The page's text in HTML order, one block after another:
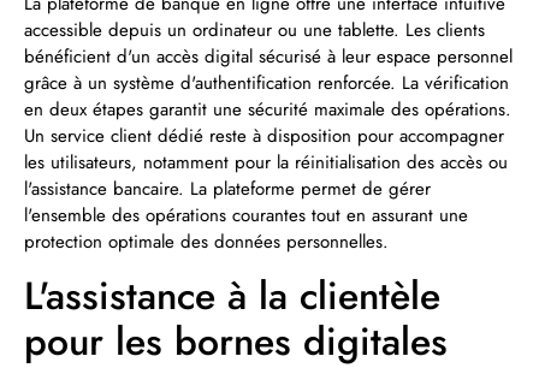
accessible depuis un ordinateur ou une tablette. Les clients
bénéficient d'un accès digital sécurisé à leur espace personnel
grâce à un système d'authentification renforcée. La vérification
en deux étapes garantit une sécurité maximale des opérations.
Un service client dédié reste à disposition pour accompagner
les utilisateurs, notamment pour la réinitialisation des accès ou
l'assistance bancaire. La plateforme permet de gérer
l'ensemble des opérations courantes tout en assurant une
protection optimale des données personnelles.
L'assistance à la clientèle
pour les bornes digitales